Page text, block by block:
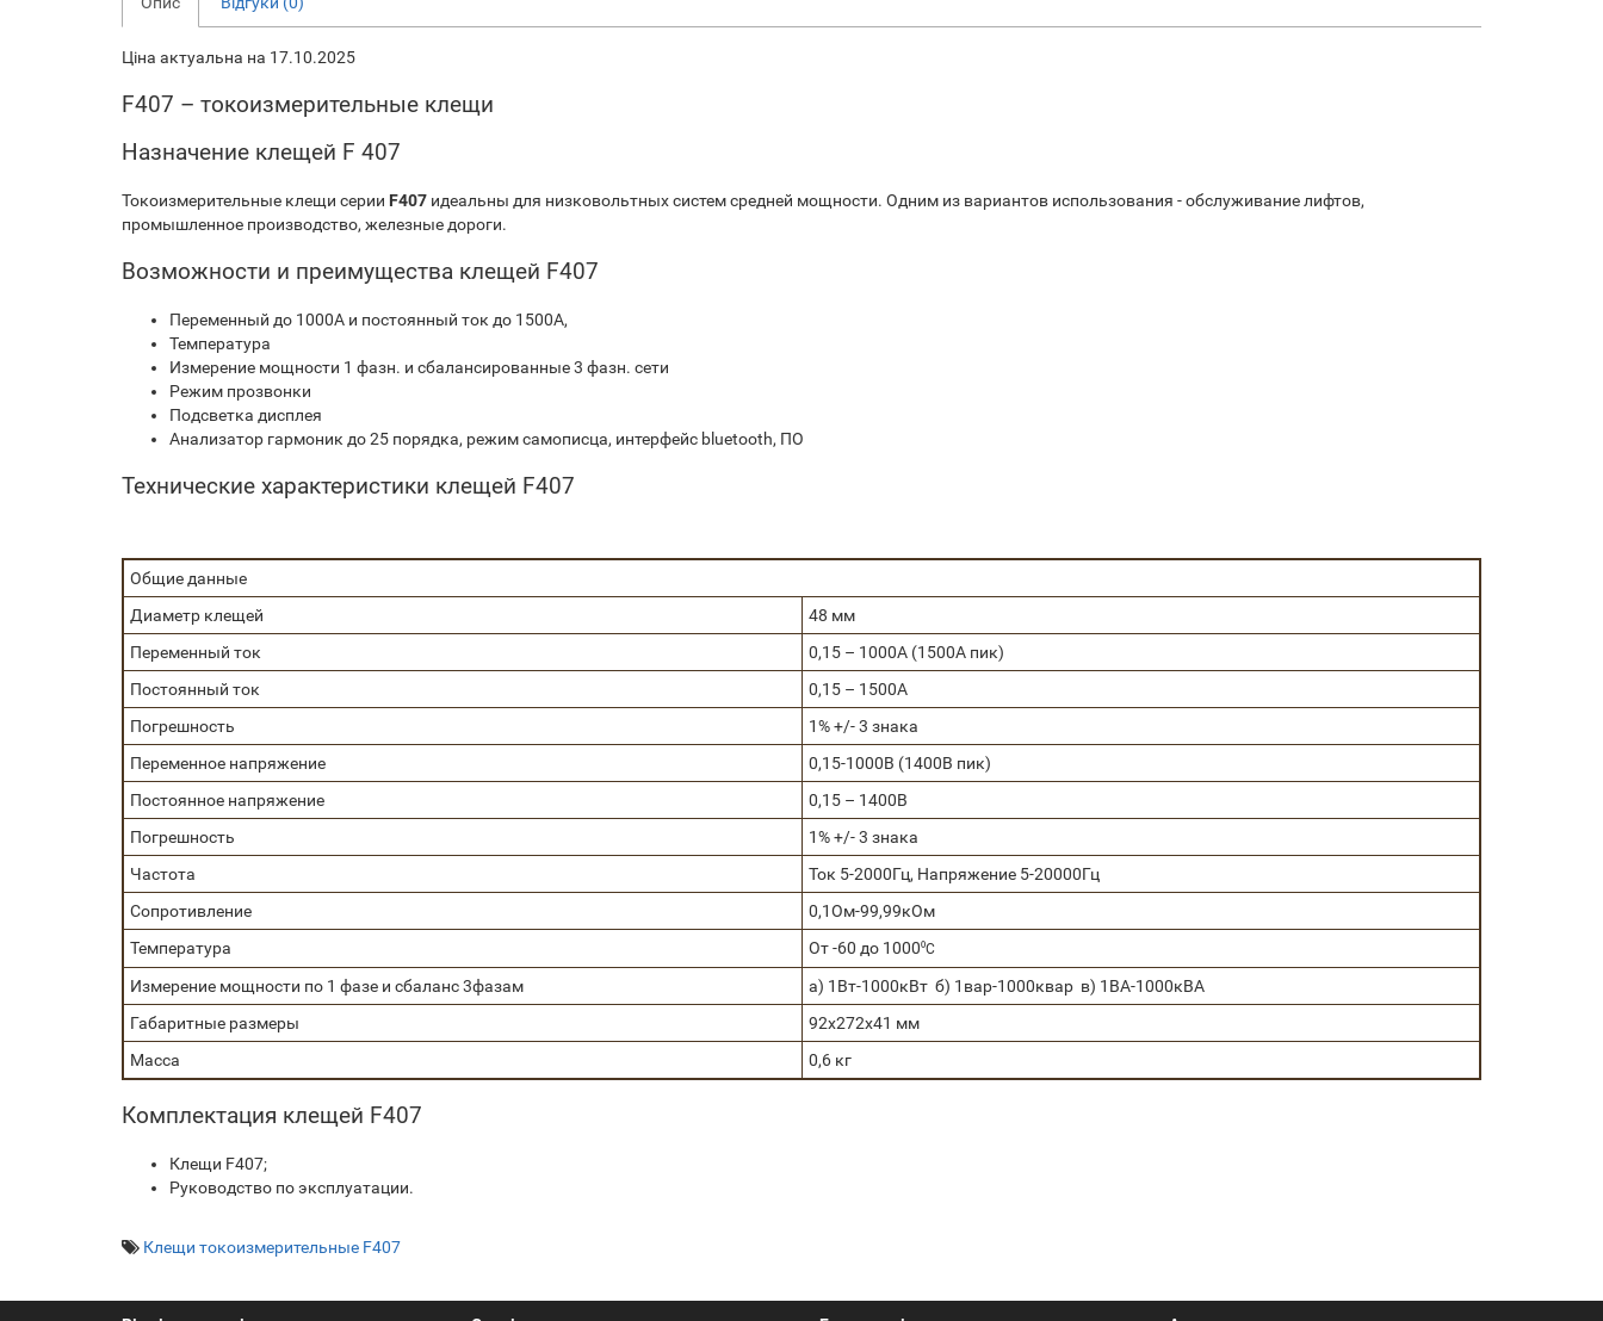
Ціна актуальна на 17.10.2025
F407 – токоизмерительные клещи
Назначение клещей F 407
Токоизмерительные клещи серии F407 идеальны для низковольтных систем средней мощности. Одним из вариантов использования - обслуживание лифтов,
промышленное производство, железные дороги.
Возможности и преимущества клещей F407
Переменный до 1000А и постоянный ток до 1500А,
Температура
Измерение мощности 1 фазн. и сбалансированные 3 фазн. сети
Режим прозвонки
Подсветка дисплея
Анализатор гармоник до 25 порядка, режим самописца, интерфейс bluetooth, ПО
Технические характеристики клещей F407
Общие данные
Диаметр клещей
48 мм
Переменный ток
0,15 – 1000А (1500А пик)
Постоянный ток
0,15 – 1500А
Погрешность
1% +/- 3 знака
Переменное напряжение
0,15-1000В (1400В пик)
Постоянное напряжение
0,15 – 1400В
Погрешность
1% +/- 3 знака
Частота
Ток 5-2000Гц, Напряжение 5-20000Гц
Сопротивление
0,1Ом-99,99кОм
Температура
От -60 до 1000⁰С
Измерение мощности по 1 фазе и сбаланс 3фазам
а) 1Вт-1000кВт б) 1вар-1000квар в) 1ВА-1000кВА
Габаритные размеры
92х272х41 мм
Масса
0,6 кг
Комплектация клещей F407
Клещи F407;
Руководство по эксплуатации.
Клещи токоизмерительные F407